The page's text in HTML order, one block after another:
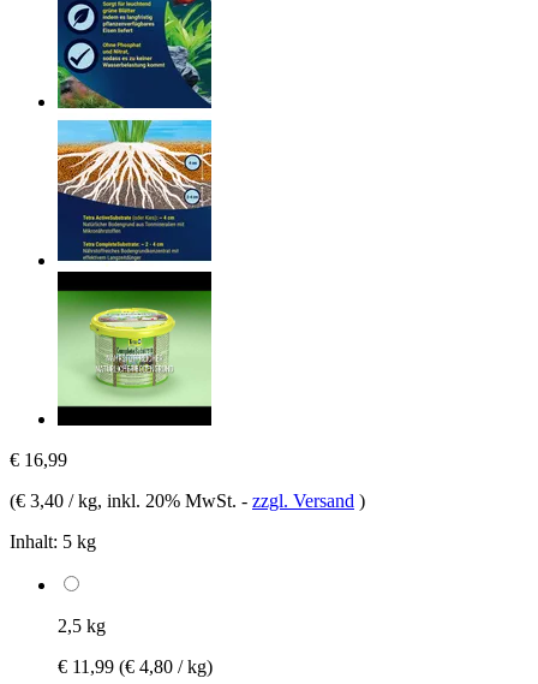
€ 16,99
(€ 3,40 / kg, inkl. 20% MwSt. - zzgl. Versand )
Inhalt: 5 kg
2,5 kg
€ 11,99 (€ 4,80 / kg)